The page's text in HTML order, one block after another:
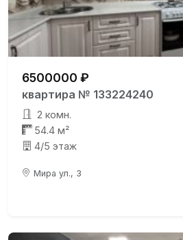
6500000 ₽
квартира № 133224240
2 комн.
54.4 м²
4/5 этаж
Мира ул., 3